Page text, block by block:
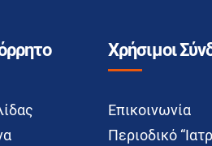
Χρήσιμοι
Επικοινωνία
Περιοδικό